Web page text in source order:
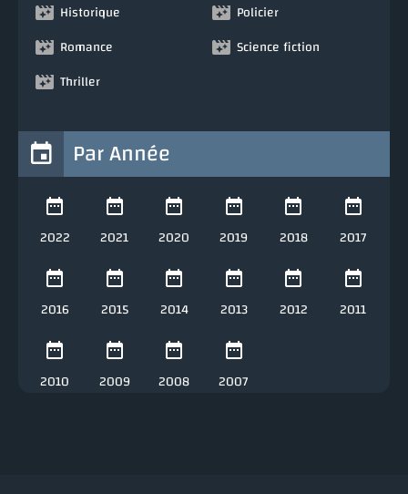
Historique
Policier
Romance
Science fiction
Thriller
Par Année
2022 2021 2020 2019 2018 2017
2016 2015 2014 2013 2012 2011
2010 2009 2008 2007